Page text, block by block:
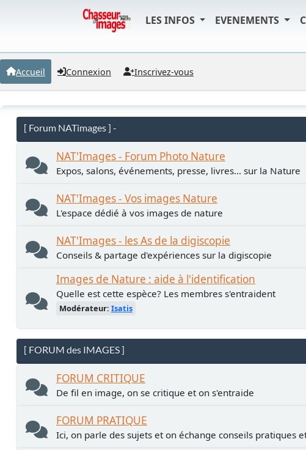
LES INFOS EVENEMENTS
Accueil Connexion Inscrivez-vous
[ Forum NATimages ] -
NAT'Images - Forum Photo Nature
Expos, salons, événements, presse, livres... sur la Nature
NAT'Images - Vos images Nature
L'espace dédié à vos images de nature
NAT'Images - les As de la digiscopie
Conseils & partage d'expériences sur la digiscopie
Images de Nature : aide à l'identification
Quelle est cette espèce? Les membres s'entraident
Modérateur: Isatis
[ FORUM des IMAGES ]
FORUM CRITIQUE
De fil en image, on se critique et on s'entraide
FORUM PRATIQUE
Ici, on parle des sujets et on échange conseils pratiques